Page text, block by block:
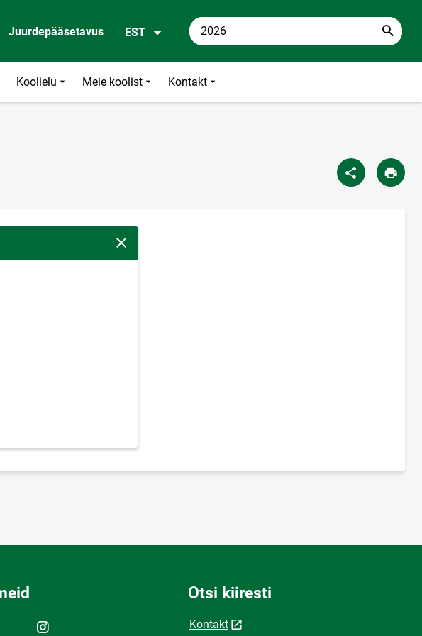
Juurdepääsetavus EST
Koolielu Meie koolist Kontakt
Sulge modaalaken
Otsi kiiresti
Kontakt